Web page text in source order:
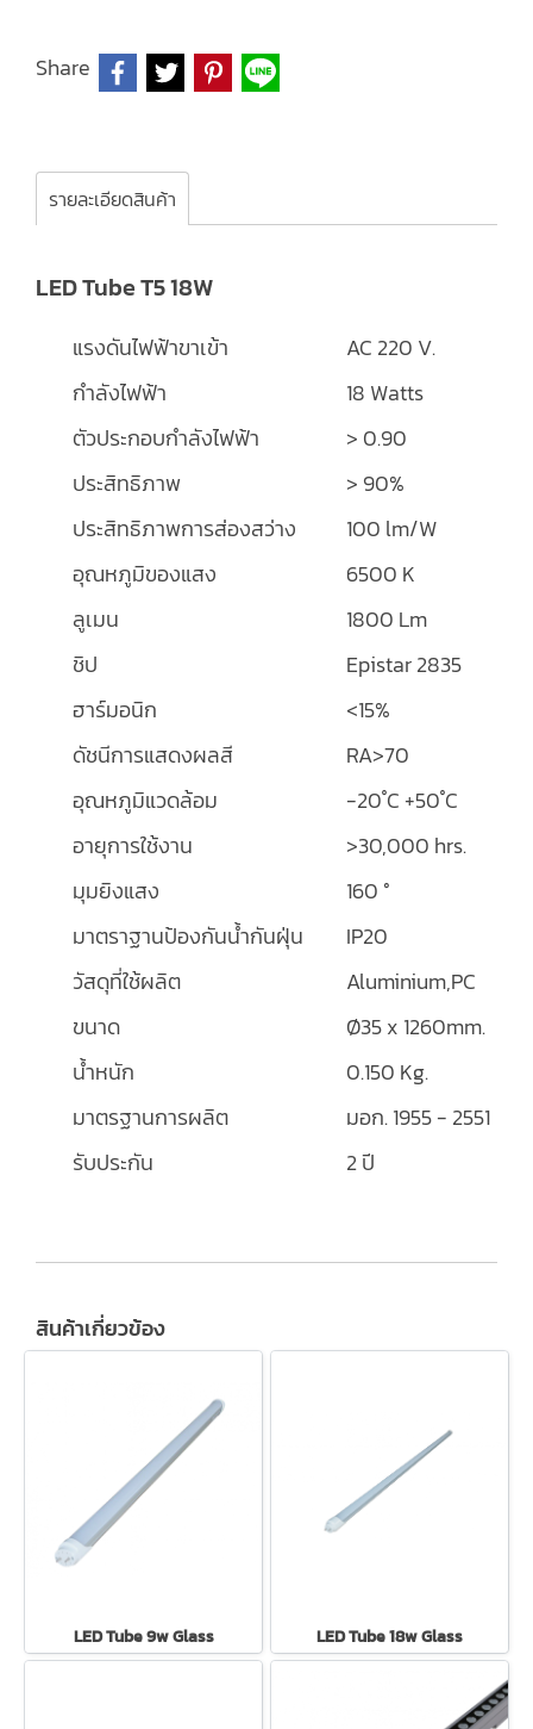
Share
รายละเอียดสินค้า
LED Tube T5 18W
แรงดันไฟฟ้าขาเข้า
AC 220 V.
กำลังไฟฟ้า
18 Watts
ตัวประกอบกำลังไฟฟ้า
> 0.90
ประสิทธิภาพ
> 90%
ประสิทธิภาพการส่องสว่าง
100 lm/W
อุณหภูมิของแสง
6500 K
ลูเมน
1800 Lm
ชิป
Epistar 2835
ฮาร์มอนิก
<15%
ดัชนีการแสดงผลสี
RA>70
อุณหภูมิแวดล้อม
-20 ํC +50 ํC
อายุการใช้งาน
>30,000 hrs.
มุมยิงแสง
160 °
มาตราฐานป้องกันน้ำกันฝุ่น
IP20
วัสดุที่ใช้ผลิต
Aluminium,PC
ขนาด
Ø35 x 1260mm.
น้ำหนัก
0.150 Kg.
มาตรฐานการผลิต
มอก. 1955 - 2551
รับประกัน
2 ปี
สินค้าเกี่ยวข้อง
LED Tube 9w Glass LED Tube 18w Glass